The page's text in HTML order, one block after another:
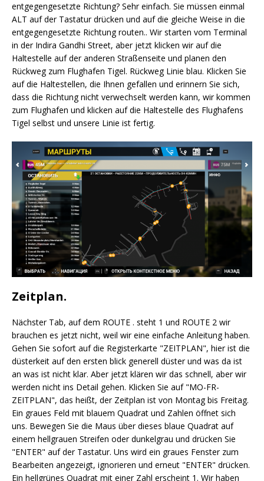
entgegengesetzte Richtung? Sehr einfach. Sie müssen einmal
ALT auf der Tastatur drücken und auf die gleiche Weise in die
entgegengesetzte Richtung routen.. Wir starten vom Terminal
in der Indira Gandhi Street, aber jetzt klicken wir auf die
Haltestelle auf der anderen Straßenseite und planen den
Rückweg zum Flughafen Tigel. Rückweg Linie blau. Klicken Sie
auf die Haltestellen, die Ihnen gefallen und erinnern Sie sich,
dass die Richtung nicht verwechselt werden kann, wir kommen
zum Flughafen und klicken auf die Haltestelle des Flughafens
Tigel selbst und unsere Linie ist fertig.
Zeitplan.
Nächster Tab, auf dem ROUTE . steht 1 und ROUTE 2 wir
brauchen es jetzt nicht, weil wir eine einfache Anleitung haben.
Gehen Sie sofort auf die Registerkarte "ZEITPLAN", hier ist die
düsterkeit auf den ersten blick generell düster und was da ist
an was ist nicht klar. Aber jetzt klären wir das schnell, aber wir
werden nicht ins Detail gehen. Klicken Sie auf "MO-FR-
ZEITPLAN", das heißt, der Zeitplan ist von Montag bis Freitag.
Ein graues Feld mit blauem Quadrat und Zahlen öffnet sich
uns. Bewegen Sie die Maus über dieses blaue Quadrat auf
einem hellgrauen Streifen oder dunkelgrau und drücken Sie
"ENTER" auf der Tastatur. Uns wird ein graues Fenster zum
Bearbeiten angezeigt, ignorieren und erneut "ENTER" drücken.
Ein hellgrünes Quadrat mit einer Zahl erscheint 1. Wir haben